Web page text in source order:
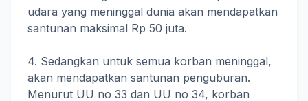
udara yang meninggal dunia akan mendapatkan
santunan maksimal Rp 50 juta.
4. Sedangkan untuk semua korban meninggal,
akan mendapatkan santunan penguburan.
Menurut UU no 33 dan UU no 34, korban